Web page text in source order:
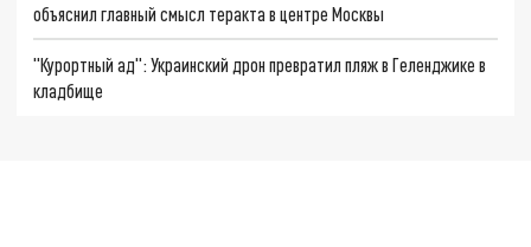
объяснил главный смысл теракта в центре Москвы
"Курортный ад": Украинский дрон превратил пляж в Геленджике в
кладбище